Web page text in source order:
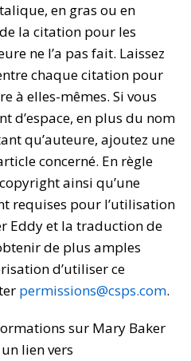
en gras ou en
la citation pour les
ne l’a pas fait. Laissez
chaque citation pour
à elles-mêmes. Si vous
d’espace, en plus du nom
qu’auteure, ajoutez une
concerné. En règle
ainsi qu’une
requises pour l’utilisation
Eddy et la traduction de
de plus amples
d’utiliser ce
permissions@csps.com.
sur Mary Baker
lien vers